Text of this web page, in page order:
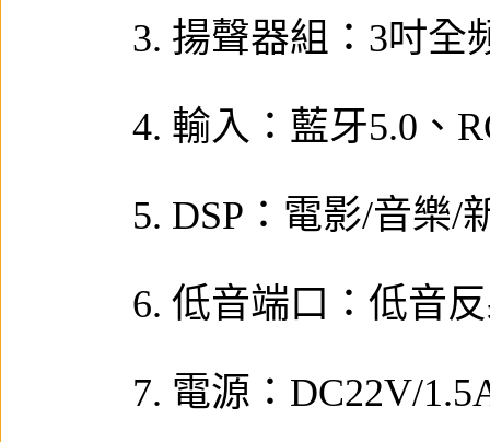
3. 揚聲器組：3吋全
4. 輸入：藍牙5.0、
5. DSP：電影/音樂/
6. 低音端口：低音
7. 電源：DC22V/